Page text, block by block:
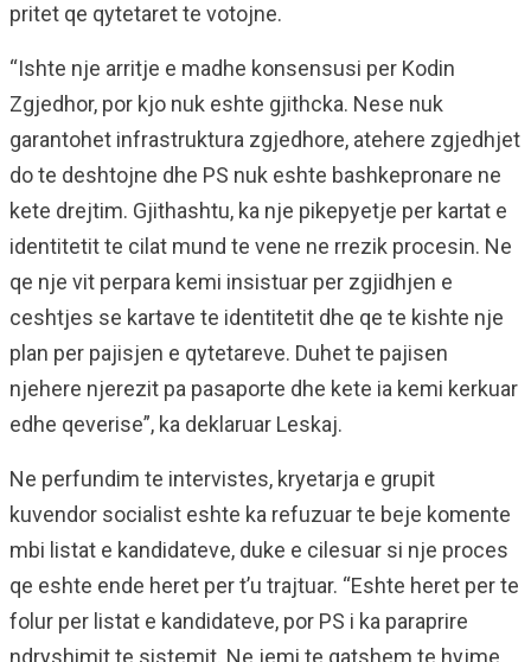
pritet qe qytetaret te votojne.
“Ishte nje arritje e madhe konsensusi per Kodin
Zgjedhor, por kjo nuk eshte gjithcka. Nese nuk
garantohet infrastruktura zgjedhore, atehere zgjedhjet
do te deshtojne dhe PS nuk eshte bashkepronare ne
kete drejtim. Gjithashtu, ka nje pikepyetje per kartat e
identitetit te cilat mund te vene ne rrezik procesin. Ne
qe nje vit perpara kemi insistuar per zgjidhjen e
ceshtjes se kartave te identitetit dhe qe te kishte nje
plan per pajisjen e qytetareve. Duhet te pajisen
njehere njerezit pa pasaporte dhe kete ia kemi kerkuar
edhe qeverise”, ka deklaruar Leskaj.
Ne perfundim te intervistes, kryetarja e grupit
kuvendor socialist eshte ka refuzuar te beje komente
mbi listat e kandidateve, duke e cilesuar si nje proces
qe eshte ende heret per t’u trajtuar. “Eshte heret per te
folur per listat e kandidateve, por PS i ka paraprire
ndryshimit te sistemit. Ne jemi te gatshem te hyjme